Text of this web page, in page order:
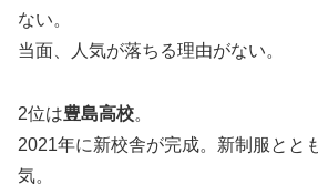
ない。
当面、人気が落ちる理由がない。
2位は豊島高校。
2021年に新校舎が完成。新制服とと
気。